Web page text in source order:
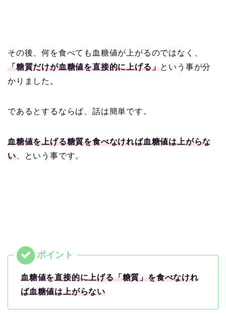
その後、何を食べても血糖値が上がるのではなく、
「糖質だけが血糖値を直接的に上げる」という事が分
かりました。
であるとするならば、話は簡単です。
血糖値を上げる糖質を食べなければ血糖値は上がらな
い、という事です。
血糖値を直接的に上げる「糖質」を食べなけれ
ば血糖値は上がらない